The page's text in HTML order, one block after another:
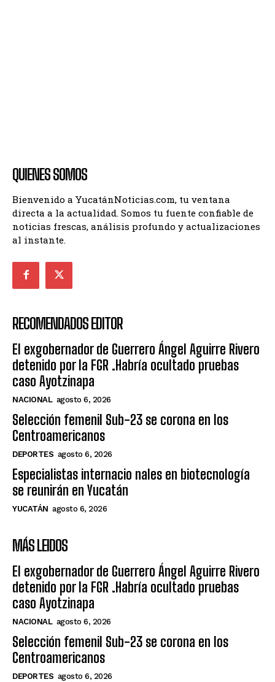
QUIENES SOMOS
Bienvenido a YucatánNoticias.com, tu ventana
directa a la actualidad. Somos tu fuente confiable de
noticias frescas, análisis profundo y actualizaciones
al instante.
RECOMENDADOS EDITOR
El exgobernador de Guerrero Ángel Aguirre Rivero
detenido por la FGR .Habría ocultado pruebas
caso Ayotzinapa
NACIONAL agosto 6, 2026
Selección femenil Sub-23 se corona en los
Centroamericanos
DEPORTES agosto 6, 2026
Especialistas internacio nales en biotecnología
se reunirán en Yucatán
YUCATÁN agosto 6, 2026
MÁS LEIDOS
El exgobernador de Guerrero Ángel Aguirre Rivero
detenido por la FGR .Habría ocultado pruebas
caso Ayotzinapa
NACIONAL agosto 6, 2026
Selección femenil Sub-23 se corona en los
Centroamericanos
DEPORTES agosto 6, 2026